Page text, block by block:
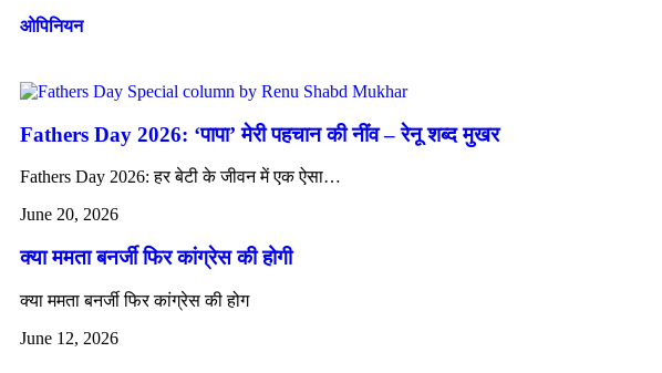
ओपिनियन
Fathers Day 2026: ‘पापा’ मेरी पहचान की नींव – रेनू शब्द मुखर
Fathers Day 2026: हर बेटी के जीवन में एक ऐसा…
June 20, 2026
क्या ममता बनर्जी फिर कांग्रेस की होगी
क्या ममता बनर्जी फिर कांग्रेस की होग
June 12, 2026